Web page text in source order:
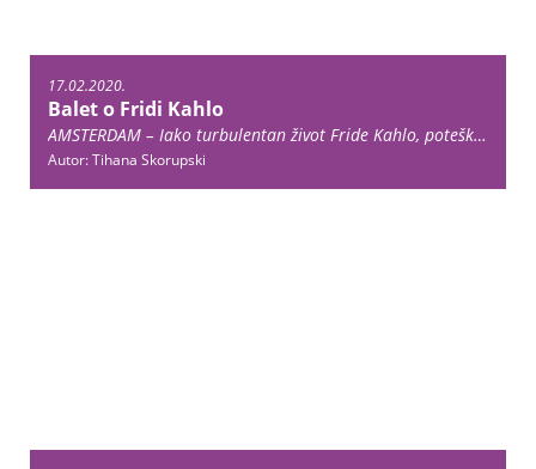
17.02.2020.
Balet o Fridi Kahlo
AMSTERDAM – Iako turbulentan život Fride Kahlo, poteškoće s kretanjem i njezina iznenadna smrt u 47 godini može djelovati kao teško izvediva tema baletne predstave, Nizozemski nacionalni balet upravo je njezinu priču odabrao za jednu od premijera ovogodišnje plesne sezone. … Continue reading →
Autor: Tihana Skorupski